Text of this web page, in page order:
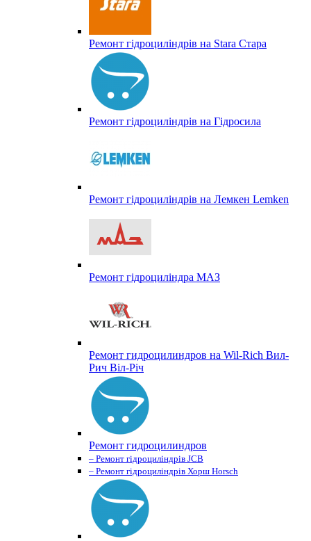
Ремонт гідроциліндрів на Stara Стара
Ремонт гідроциліндрів на Гідросила
Ремонт гідроциліндрів на Лемкен Lemken
Ремонт гідроциліндра МАЗ
Ремонт гидроцилиндров на Wil-Rich Вил-
Рич Віл-Річ
Ремонт гидроцилиндров
– Ремонт гідроциліндрів JCB
– Ремонт гідроциліндрів Хорш Horsch